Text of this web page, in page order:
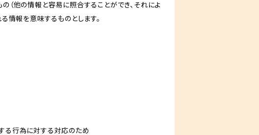
（他の情報と容易に照合することができ、それによ
情報を意味するものとします。
する行為に対する対応のため